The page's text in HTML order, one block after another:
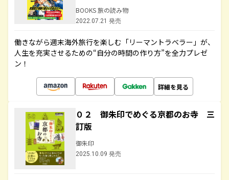
BOOKS 旅の読み物
2022.07.21 発売
働きながら週末海外旅行を楽しむ「リーマントラベラー」が、
人生を充実させるための“自分の時間の作り方”を全力プレゼ
ン！
詳細を見る
０２ 御朱印でめぐる京都のお寺 三
訂版
御朱印
2025.10.09 発売